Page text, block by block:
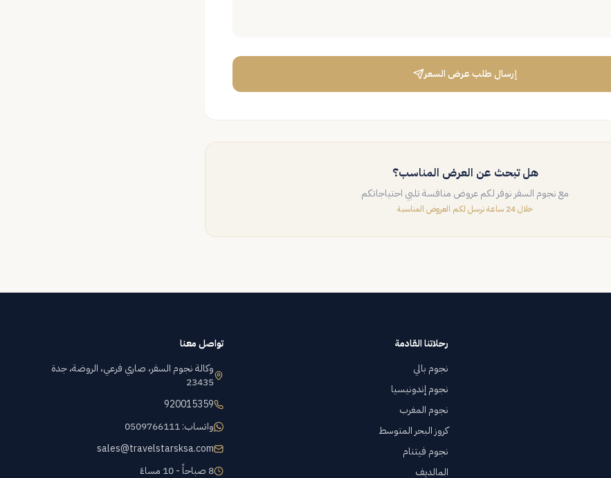
إرسال طلب عرض السعر
هل تبحث عن العرض المناسب؟
مع نجوم السفر نوفر لكم عروض منافسة تلبي احتياجاتكم
خلال 24 ساعة نرسل لكم العروض المناسبة
رحلاتنا القادمة
نجوم بالي
نجوم إندونيسيا
نجوم المغرب
كروز البحر المتوسط
نجوم فيتنام
المالديف
تواصل معنا
وكالة نجوم السفر، صاري فرعي، الروضة، جدة
23435
920015359
واتساب: 0509766111
sales@travelstarsksa.com
8 صباحاً - 10 مساءً